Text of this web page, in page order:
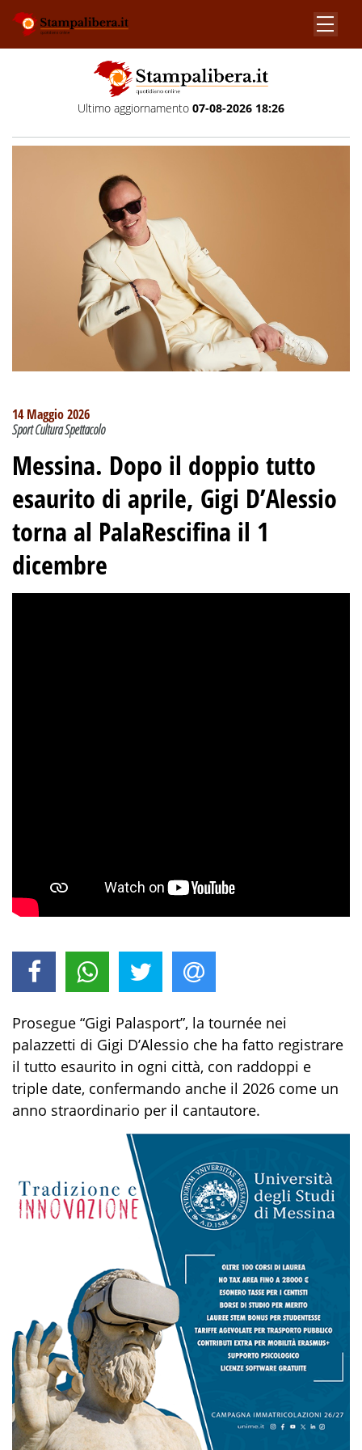
Ultimo aggiornamento 07-08-2026 18:26
14 Maggio 2026
Sport Cultura Spettacolo
Messina. Dopo il doppio tutto
esaurito di aprile, Gigi D’Alessio
torna al PalaRescifina il 1
dicembre
Prosegue “Gigi Palasport”, la tournée nei
palazzetti di Gigi D’Alessio che ha fatto registrare
il tutto esaurito in ogni città, con raddoppi e
triple date, confermando anche il 2026 come un
anno straordinario per il cantautore.